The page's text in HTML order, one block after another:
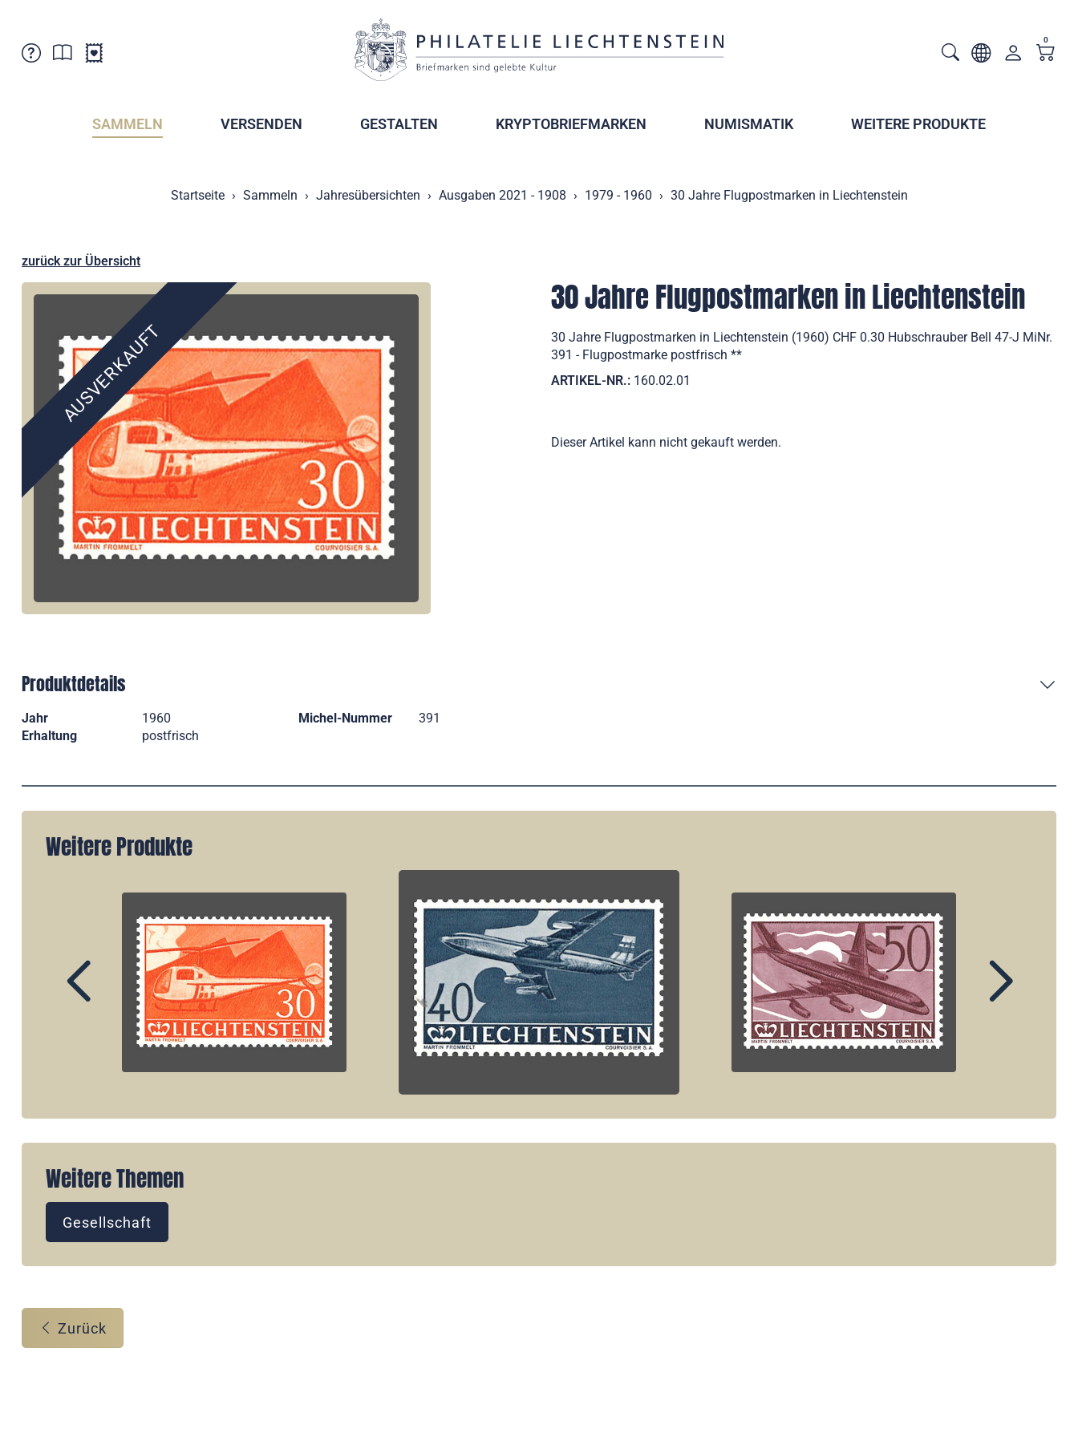
Verkaufsstellen
Postcrossing
Abonnemente
0
SAMMELN VERSENDEN GESTALTEN KRYPTOBRIEFMARKEN NUMISMATIK WEITERE PRODUKTE
Startseite Sammeln Jahresübersichten Ausgaben 2021 - 1908 1979 - 1960 30 Jahre Flugpostmarken in Liechtenstein
zurück zur Übersicht
AUSVERKAUFT
30 Jahre Flugpostmarken in Liechtenstein
30 Jahre Flugpostmarken in Liechtenstein (1960) CHF 0.30 Hubschrauber Bell 47-J MiNr.
391 - Flugpostmarke postfrisch **
ARTIKEL-NR.: 160.02.01
Dieser Artikel kann nicht gekauft werden.
Produktdetails
Jahr 1960 Michel-Nummer
391
Erhaltung
postfrisch
Weitere Produkte
Weitere Themen
Gesellschaft
Zurück